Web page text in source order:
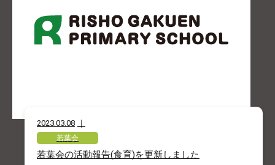
2023.03.08
若葉会
若葉会の活動報告(食育)を更新しました